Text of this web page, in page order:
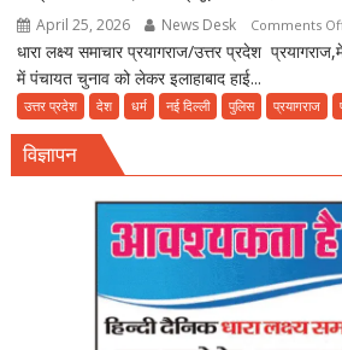
April 25, 2026 News Desk Comments
धारा लक्ष्य समाचार प्रयागराज/उत्तर प्रदेश
में पंचायत चुनाव को लेकर इलाहाबाद हाई...
उत्तर प्रदेश देश धर्म नई दिल्ली पुलिस प्रयागराज
विज्ञापन